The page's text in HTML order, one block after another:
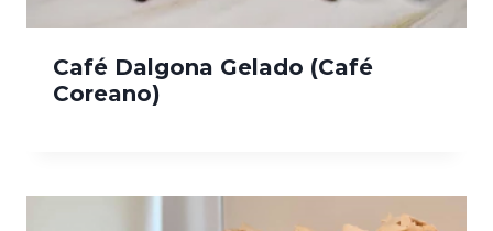
Café Dalgona Gelado (Café
Coreano)